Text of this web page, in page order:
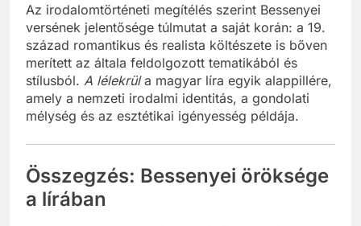
Az irodalomtörténeti megítélés szerint Bessenyei
versének jelentősége túlmutat a saját korán: a 19.
század romantikus és realista költészete is bőven
merített az általa feldolgozott tematikából és
stílusból. A lélekrüla magyar líra egyik alappillére,
amely a nemzeti irodalmi identitás, a gondolati
mélység és az esztétikai igényesség példája.
Összegzés: Bessenyei öröksége
a lírában